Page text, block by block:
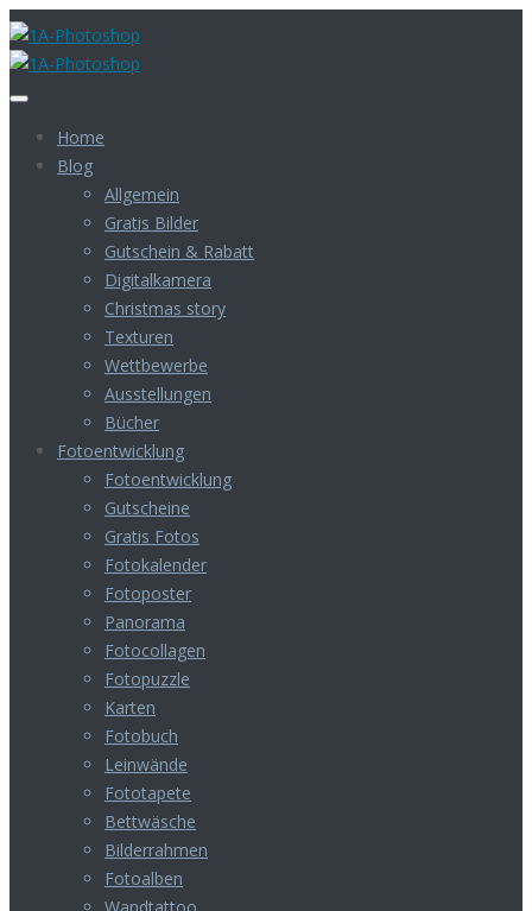
Home
Blog
Allgemein
Gratis Bilder
Gutschein & Rabatt
Digitalkamera
Christmas story
Texturen
Wettbewerbe
Ausstellungen
Bücher
Fotoentwicklung
Fotoentwicklung
Gutscheine
Gratis Fotos
Fotokalender
Fotoposter
Panorama
Fotocollagen
Fotopuzzle
Karten
Fotobuch
Leinwände
Fototapete
Bettwäsche
Bilderrahmen
Fotoalben